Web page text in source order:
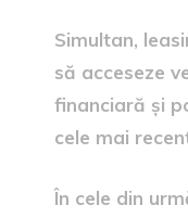
Simultan,
să acceseze
financiară și
cele mai
În cele din